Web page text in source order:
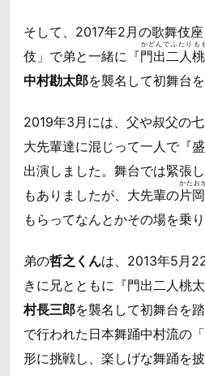
そして、2017年2月の歌舞伎
伎」で弟と一緒に『門出二人
かどんでふたりも
中村勘太郎を襲名して初舞台を
2019年3月には、父や叔父の七
大先輩達に混じって一人で『
出演しました。舞台では緊張
もありましたが、大先輩の片
かたお
もらってなんとかその場を乗
弟の哲之くんは、2013年5月
きに兄とともに『門出二人桃
村長三郎を襲名して初舞台を
で行われた日本舞踊中村流の
形に挑戦し、楽しげな舞踊を披